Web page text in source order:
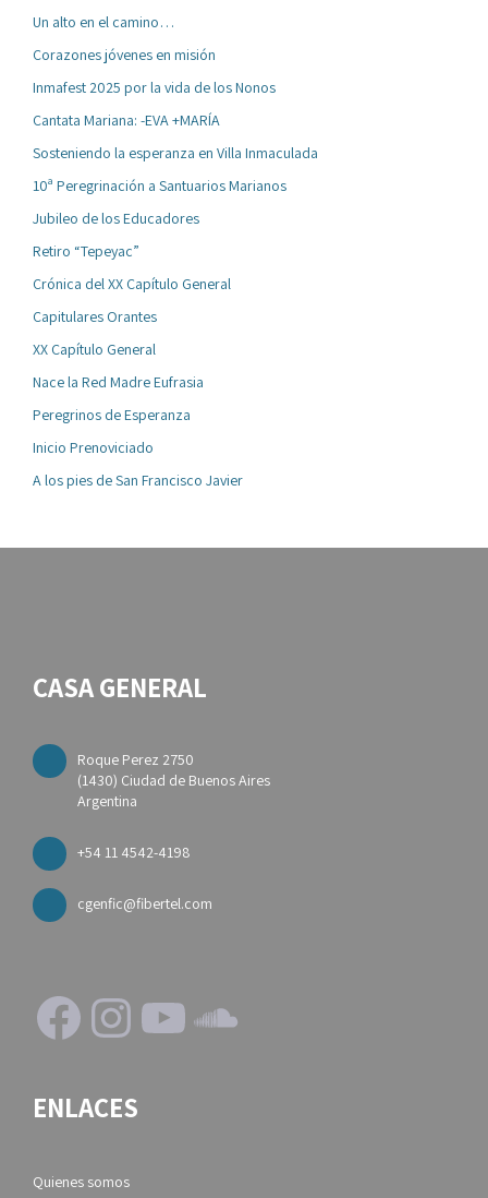
Un alto en el camino…
Corazones jóvenes en misión
Inmafest 2025 por la vida de los Nonos
Cantata Mariana: -EVA +MARÍA
Sosteniendo la esperanza en Villa Inmaculada
10ª Peregrinación a Santuarios Marianos
Jubileo de los Educadores
Retiro “Tepeyac”
Crónica del XX Capítulo General
Capitulares Orantes
XX Capítulo General
Nace la Red Madre Eufrasia
Peregrinos de Esperanza
Inicio Prenoviciado
A los pies de San Francisco Javier
CASA GENERAL
Roque Perez 2750
(1430) Ciudad de Buenos Aires
Argentina
+54 11 4542-4198
cgenfic@fibertel.com
Facebook
Instagram
YouTube
SoundCloud
ENLACES
Quienes somos